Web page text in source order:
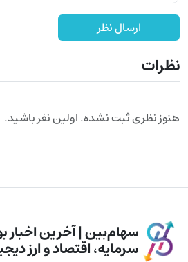
ارسال نظر
نظرات
هنوز نظری ثبت نشده. اولین نفر باشید.
سهام‌بین | آخرین اخبار
سرمایه، اقتصاد و ارز